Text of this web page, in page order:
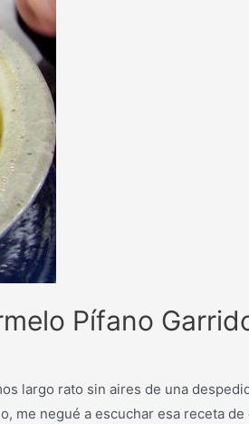
Pífano
largo rato sin aires de una
negué a escuchar esa receta